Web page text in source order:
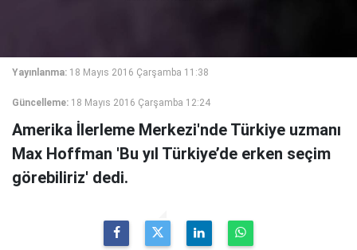
Yayınlanma: 18 Mayıs 2016 Çarşamba 11:38
Güncelleme: 18 Mayıs 2016 Çarşamba 12:24
Amerika İlerleme Merkezi'nde Türkiye uzmanı
Max Hoffman 'Bu yıl Türkiye’de erken seçim
görebiliriz' dedi.